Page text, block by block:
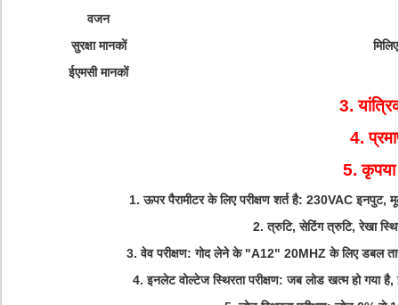
वजन
सुरक्षा मानकों
ईएमसी मानकों
3.
4.
5. कृपया
1. ऊपर पैरामीटर के लिए परीक्षण शर्त है: 230VAC
2. त्रुटि, सेटिंग त्रुटि, रेखा
3. वेव परीक्षण: गोद लेने के "A12" 20MHZ के लिए डबल
4. इनलेट वोल्टेज स्थिरता परीक्षण: जब लोड खत्म हो गया